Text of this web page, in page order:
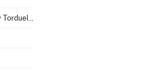
Quintanilla del Agua y Tordueles